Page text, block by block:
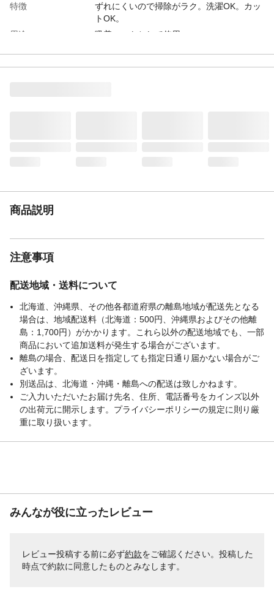
特徴
ずれにくいので掃除がラク。洗濯OK。カッ
トOK。
用途
吸着マットとして使用
使用上の注意
長期間敷きつめたままにしておくと、床面
生産国
中国
重量
商品説明
注意事項
配送地域・送料について
北海道、沖縄県、その他各都道府県の離島地域が配送先となる
場合は、地域配送料（北海道：500円、沖縄県およびその他離
島：1,700円）がかかります。これら以外の配送地域でも、一部
商品において追加送料が発生する場合がございます。
離島の場合、配送日を指定しても指定日通り届かない場合がご
ざいます。
別送品は、北海道・沖縄・離島への配送は致しかねます。
ご入力いただいたお届け先名、住所、電話番号をカインズ以外
の出荷元に開示します。プライバシーポリシーの規定に則り厳
重に取り扱います。
みんなが役に立ったレビュー
レビュー投稿する前に必ず約款をご確認ください。投稿した
時点で約款に同意したものとみなします。